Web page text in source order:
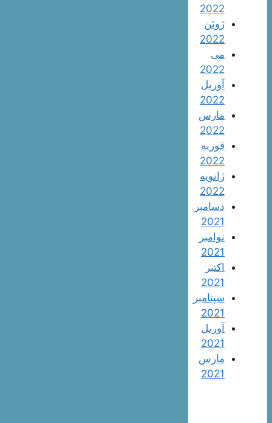
2022
ژوئن
2022
می
2022
آوریل
2022
مارس
2022
فوریه
2022
ژانویه
2022
دسامبر
2021
نوامبر
2021
اکتبر
2021
سپتامبر
2021
آوریل
2021
مارس
2021